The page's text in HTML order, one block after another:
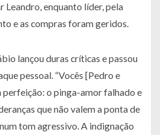
Leandro, enquanto líder, pela
e as compras foram geridos.
lançou duras críticas e passou
pessoal. “Vocês [Pedro e
perfeição: o pinga-amor falhado e
que não valem a ponta de
tom agressivo. A indignação